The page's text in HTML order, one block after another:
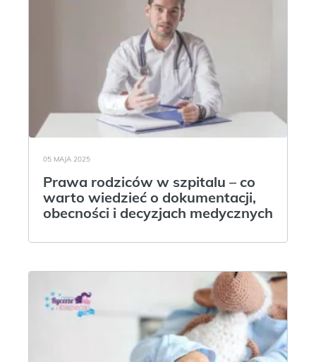
05 MAJA 2025
Prawa rodziców w szpitalu – co
warto wiedzieć o dokumentacji,
obecności i decyzjach medycznych